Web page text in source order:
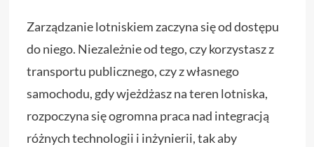
Zarządzanie lotniskiem zaczyna się od dostępu
do niego. Niezależnie od tego, czy korzystasz z
transportu publicznego, czy z własnego
samochodu, gdy wjeżdżasz na teren lotniska,
rozpoczyna się ogromna praca nad integracją
różnych technologii i inżynierii, tak aby